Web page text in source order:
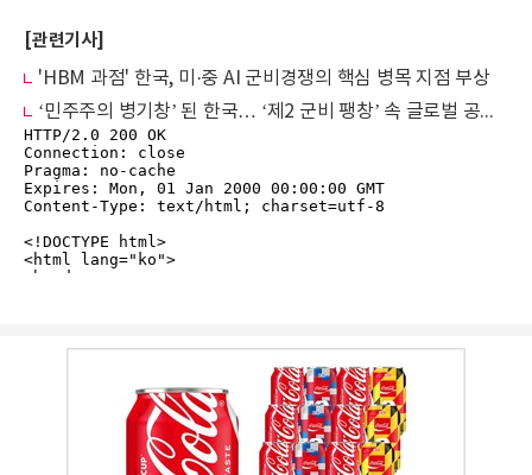
[관련기사]
'HBM 과점' 한국, 미·중 AI 군비경쟁의 핵심 병목 지점 부상
‘민주주의 병기창’ 된 한국… ‘제2 군비 팽창’ 속 글로벌 공급망 재편의 핵으로 부상